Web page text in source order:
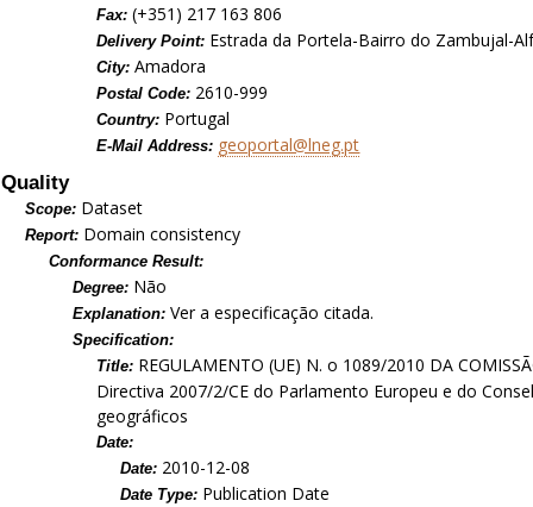
Fax:(+351) 217 163 806
Delivery Point: Estrada da Portela-Bairro do Zambujal-
City:Amadora
Postal Code: 2610-999
Country: Portugal
E-Mail Address: geoportal@lneg.pt
Quality
Scope: Dataset
Report: Domain consistency
Conformance Result:
Degree: Não
Explanation:Ver a especificação citada.
Specification:
Title: REGULAMENTO (UE) N. o 1089/2010 DA
Directiva 2007/2/CE do Parlamento Europeu e do
geográficos
Date:
Date: 2010-12-08
Date Type: Publication Date